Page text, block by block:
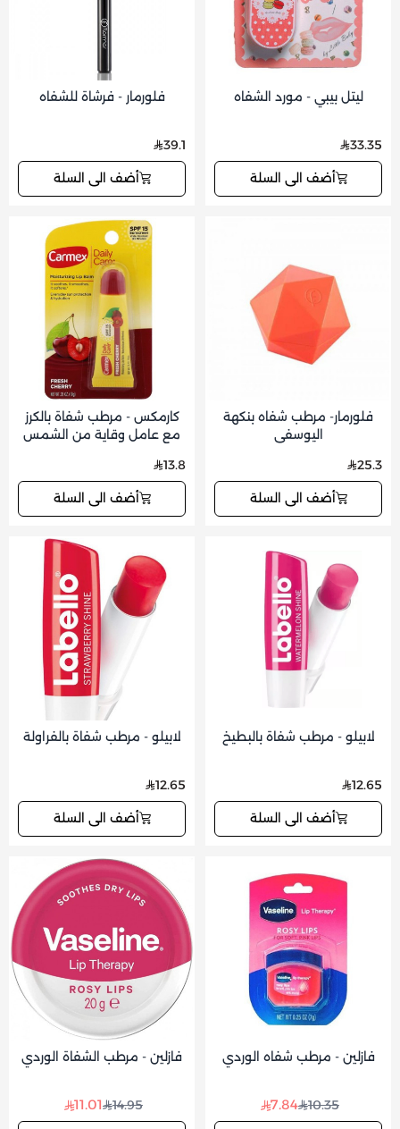
ليتل بيبي - مورد الشفاه
33.35
أضف الى السلة
فلورمار - فرشاة للشفاه
39.1
أضف الى السلة
فلورمار- مرطب شفاه بنكهة
اليوسفي
25.3
أضف الى السلة
كارمكس - مرطب شفاة بالكرز
مع عامل وقاية من الشمس
13.8
أضف الى السلة
لابيلو - مرطب شفاة بالبطيخ
12.65
أضف الى السلة
لابيلو - مرطب شفاة بالفراولة
12.65
أضف الى السلة
فازلين - مرطب شفاه الوردي
10.35
7.84
فازلين - مرطب الشفاة الوردي
14.95
11.01